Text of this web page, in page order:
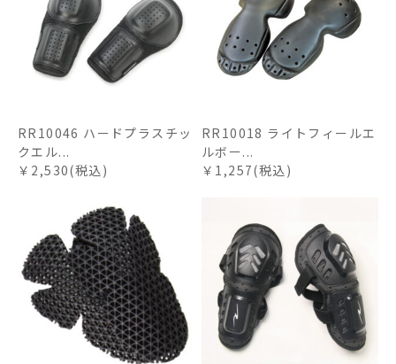
RR10046 ハードプラスチッ
クエル...
￥2,530(税込)
RR10018 ライトフィールエ
ルボー...
￥1,257(税込)